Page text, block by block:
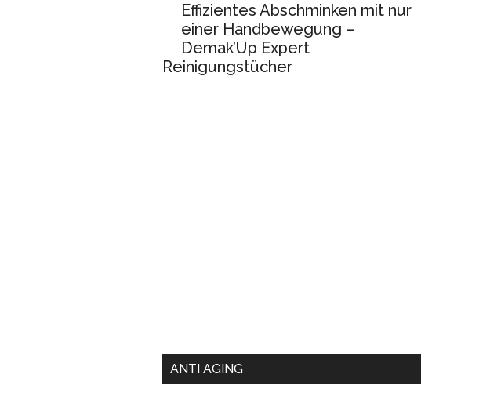
Effizientes Abschminken mit nur
einer Handbewegung –
Demak’Up Expert
Reinigungstücher
ANTI AGING